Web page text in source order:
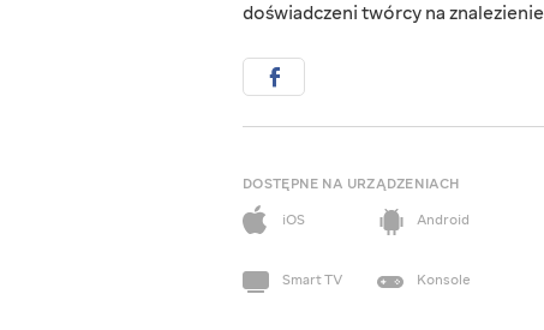
doświadczeni twórcy na
DOSTĘPNE NA URZĄDZENIACH
iOS
Android
Smart TV Konsole